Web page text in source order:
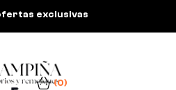
exclusivas
(0)